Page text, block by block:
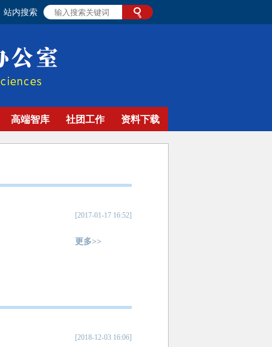
站内搜索
高端智库 社团工作 资料下载
[2017-01-17 16:52]
更多>>
[2018-12-03 16:06]